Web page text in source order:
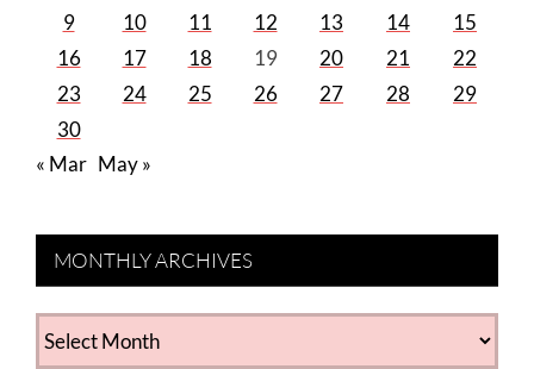
9
10 11 12 13 14
15
16
17 18 19 20 21
22
23
24 25 26 27 28
29
30
« Mar May »
MONTHLY ARCHIVES
MONTHLY
ARCHIVES